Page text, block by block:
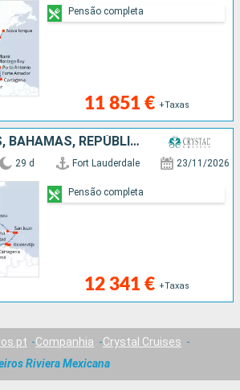
11 851 € +Taxas
Pensão completa
ESTADOS UNIDOS, BAHAMAS, REPÚBLICA DOMINICANA, PORTO RICO, JOST VAN DYKE, ARUBA, BONAIRE, COLÔMBIA, PANAMA, COSTA RICA, SALVADOR, CARAIBAS - MEXICO
29 d Fort Lauderdale 23/11/2026
12 341 € +Taxas
Pensão completa
Companhia
Crystal Cruises
Riviera Mexicana